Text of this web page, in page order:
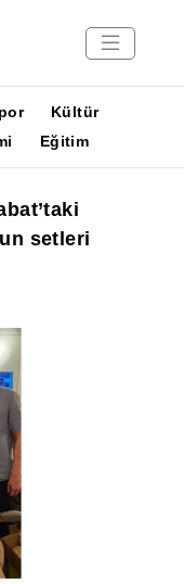
Kültür
Eğitim
setleri